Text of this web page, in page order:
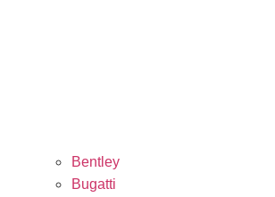
Bentley
Bugatti